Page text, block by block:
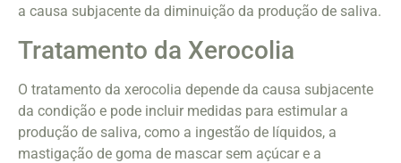
a causa subjacente da diminuição da produção de saliva.
Tratamento da Xerocolia
O tratamento da xerocolia depende da causa subjacente
da condição e pode incluir medidas para estimular a
produção de saliva, como a ingestão de líquidos, a
mastigação de goma de mascar sem açúcar e a